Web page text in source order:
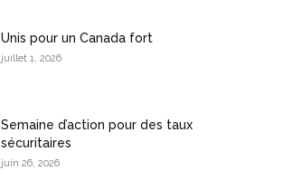
Unis pour un Canada fort
juillet 1, 2026
Semaine d’action pour des taux
sécuritaires
juin 26, 2026